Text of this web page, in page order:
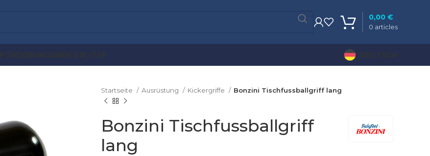
0 articles
0,00 €
FÖRDERUNGÜBER DIE ITSF DEUTSCH
Startseite Ausrüstung Kickergriffe Bonzini Tischfussballgriff lang
Bonzini Tischfussballgriff
lang